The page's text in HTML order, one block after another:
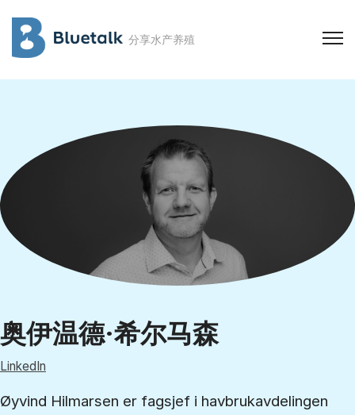
分享水产养殖
奥伊温德·希尔马森
LinkedIn
Øyvind Hilmarsen er fagsjef i havbrukavdelingen